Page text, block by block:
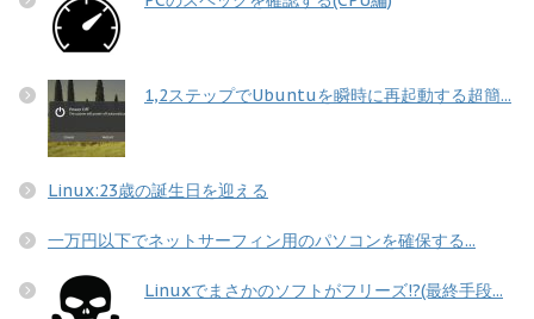
1,2ステップでUbuntuを瞬時に再起動する超簡...
Linux:23歳の誕生日を迎える
一万円以下でネットサーフィン用のパソコンを確保する...
Linuxでまさかのソフトがフリーズ!?(最終手段...